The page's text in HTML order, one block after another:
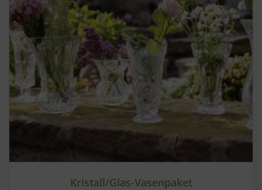
Kristall/Glas-Vasenpaket